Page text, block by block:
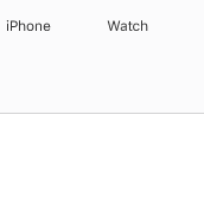
iPhone Watch